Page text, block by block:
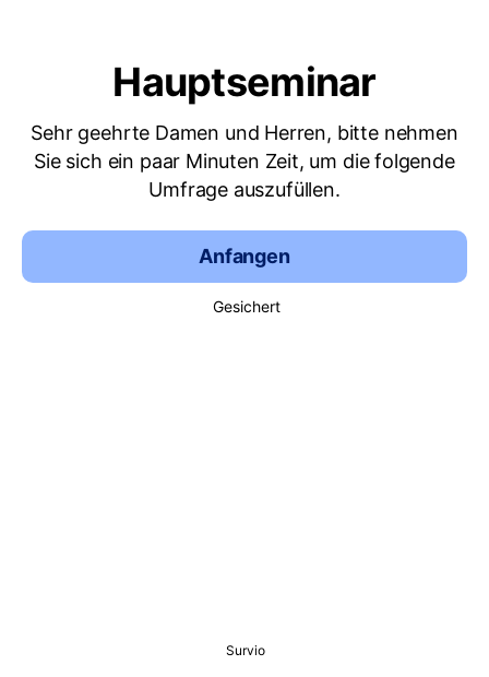
Hauptseminar
Sehr geehrte Damen und Herren, bitte nehmen
Sie sich ein paar Minuten Zeit, um die folgende
Umfrage auszufüllen.
Anfangen
Gesichert
Survio